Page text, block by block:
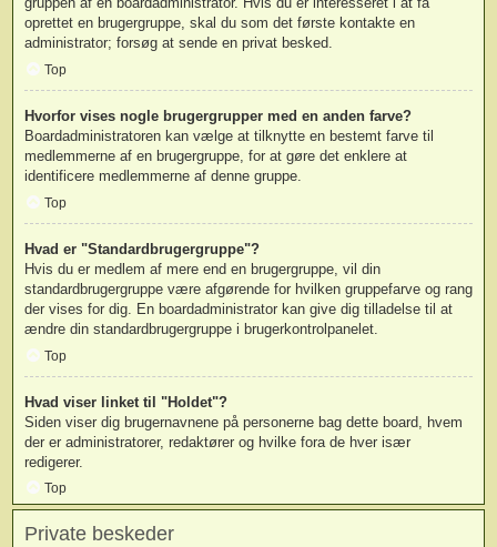
oprettet en brugergruppe, skal du som det første kontakte en
administrator; forsøg at sende en privat besked.
Top
Hvorfor vises nogle brugergrupper med en anden farve?
Boardadministratoren kan vælge at tilknytte en bestemt farve til
medlemmerne af en brugergruppe, for at gøre det enklere at
identificere medlemmerne af denne gruppe.
Top
Hvad er "Standardbrugergruppe"?
Hvis du er medlem af mere end en brugergruppe, vil din
standardbrugergruppe være afgørende for hvilken gruppefarve og rang
der vises for dig. En boardadministrator kan give dig tilladelse til at
ændre din standardbrugergruppe i brugerkontrolpanelet.
Top
Hvad viser linket til "Holdet"?
Siden viser dig brugernavnene på personerne bag dette board, hvem
der er administratorer, redaktører og hvilke fora de hver især
redigerer.
Top
Private beskeder